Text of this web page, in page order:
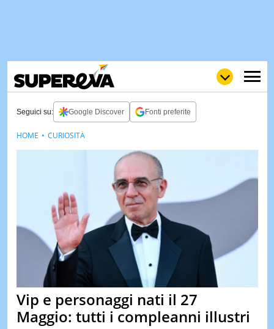
NEWS
& TV
TEST
&
Seguici su: Google Discover Fonti preferite
Vip e personaggi nati il 27
Maggio: tutti i compleanni illustri
HOME CURIOSITÀ